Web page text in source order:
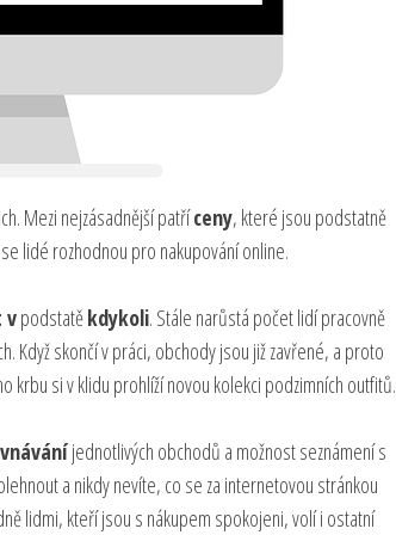
Mezi nejzásadnější patříceny, které jsou podstatně
lidé rozhodnou pro nakupování online.
vpodstatěkdykoli. Stále narůstá počet lidí pracovně
Když skončí v práci, obchody jsou již zavřené, a proto
krbu si v klidu prohlíží novou kolekci podzimních outfitů.
jednotlivých obchodů a možnost seznámení s
a nikdy nevíte, co se za internetovou stránkou
lidmi, kteří jsou s nákupem spokojeni, volí i ostatní